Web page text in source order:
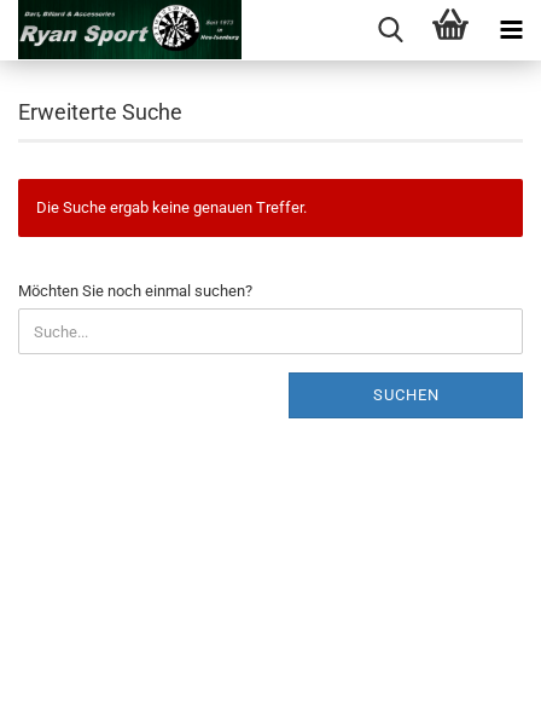
Erweiterte Suche
Die Suche ergab keine genauen Treffer.
MÖCHTEN
SIE
NOCH
EINMAL
Möchten Sie noch einmal suchen?
SUCHEN